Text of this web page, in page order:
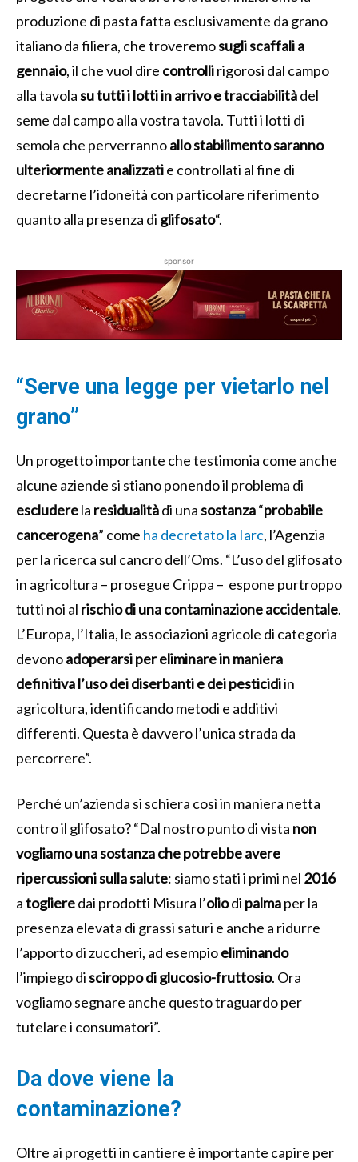
produzione di pasta fatta esclusivamente da grano
italiano da filiera, che troveremosugli scaffali a
gennaio, il che vuol dire controllirigorosi dal campo
alla tavolasu tutti i lotti in arrivo e tracciabilitàdel
seme dal campo alla vostra tavola. Tutti i lotti di
semola che perverrannoallo stabilimento saranno
ulteriormente analizzatie controllati al fine di
decretarne l’idoneità con particolare riferimento
quanto alla presenza di glifosato“.
sponsor
“Serve una legge per vietarlo nel
grano”
Un progetto importante che testimonia come anche
alcune aziende si stiano ponendo il problema di
escluderela residualitàdi unasostanza“probabile
cancerogena” come ha decretato la Iarc, l’Agenzia
per la ricerca sul cancro dell’Oms. “L’uso del glifosato
in agricoltura – prosegue Crippa – espone purtroppo
tutti noi al rischio di una contaminazione accidentale.
L’Europa, l’Italia, le associazioni agricole di categoria
devonoadoperarsi per eliminare in maniera
definitiva l’uso dei diserbanti e dei pesticidiin
agricoltura, identificando metodi e additivi
differenti. Questa è davvero l’unica strada da
percorrere”.
Perché un’azienda si schiera così in maniera netta
contro il glifosato? “Dal nostro punto di vista non
vogliamo una sostanza che potrebbe avere
ripercussioni sulla salute: siamo stati i primi nel 2016
atoglieredai prodotti Misura l’oliodi palmaper la
presenza elevata di grassi saturi e anche a ridurre
l’apporto di zuccheri, ad esempioeliminando
l’impiego disciroppo di glucosio-fruttosio. Ora
vogliamo segnare anche questo traguardo per
tutelare i consumatori”.
Da dove viene la
contaminazione?
Oltre ai progetti in cantiere è importante capire per